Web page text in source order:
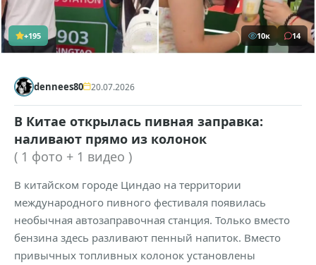
+195 10к 14
dennees80 20.07.2026
В Китае открылась пивная заправка:
наливают прямо из колонок
( 1 фото + 1 видео )
В китайском городе Циндао на территории
международного пивного фестиваля появилась
необычная автозаправочная станция. Только вместо
бензина здесь разливают пенный напиток. Вместо
привычных топливных колонок установлены